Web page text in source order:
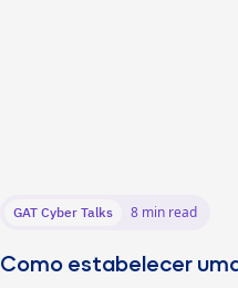
GAT Cyber Talks 8 min read
Como estabelecer